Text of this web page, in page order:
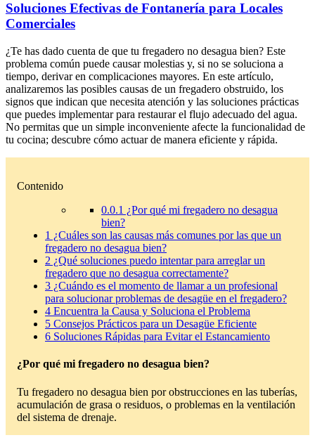
Soluciones Efectivas de Fontanería para Locales
Comerciales
¿Te has dado cuenta de que tu fregadero no desagua bien? Este
problema común puede causar molestias y, si no se soluciona a
tiempo, derivar en complicaciones mayores. En este artículo,
analizaremos las posibles causas de un fregadero obstruido, los
signos que indican que necesita atención y las soluciones prácticas
que puedes implementar para restaurar el flujo adecuado del agua.
No permitas que un simple inconveniente afecte la funcionalidad de
tu cocina; descubre cómo actuar de manera eficiente y rápida.
Contenido
0.0.1 ¿Por qué mi fregadero no desagua
bien?
1 ¿Cuáles son las causas más comunes por las que un
fregadero no desagua bien?
2 ¿Qué soluciones puedo intentar para arreglar un
fregadero que no desagua correctamente?
3 ¿Cuándo es el momento de llamar a un profesional
para solucionar problemas de desagüe en el fregadero?
4 Encuentra la Causa y Soluciona el Problema
5 Consejos Prácticos para un Desagüe Eficiente
6 Soluciones Rápidas para Evitar el Estancamiento
¿Por qué mi fregadero no desagua bien?
Tu fregadero no desagua bien por obstrucciones en las tuberías,
acumulación de grasa o residuos, o problemas en la ventilación
del sistema de drenaje.